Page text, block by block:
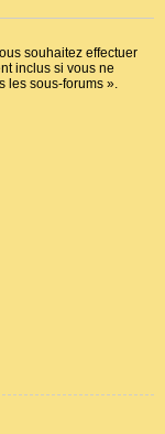
souhaitez effectuer
inclus si vous ne
les sous-forums ».